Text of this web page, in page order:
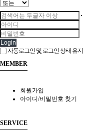
Login
자동로그인 및 로그인 상태 유지
MEMBER
회원가입
아이디/비밀번호 찾기
SERVICE